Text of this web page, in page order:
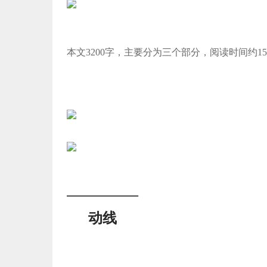
本文3200字，主要分为三个部分，阅读时间约
—————
动线